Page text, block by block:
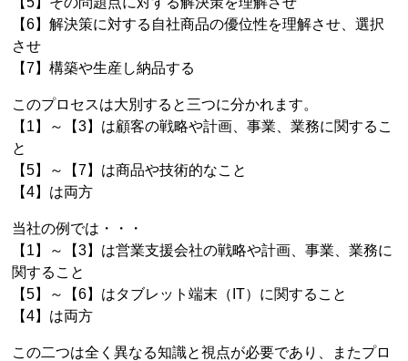
【6】解決策に対する自社商品の優位性を理解させ、選択
させ
【7】構築や生産し納品する
このプロセスは大別すると三つに分かれます。
【1】～【3】は顧客の戦略や計画、事業、業務に関するこ
と
【5】～【7】は商品や技術的なこと
【4】は両方
当社の例では・・・
【1】～【3】は営業支援会社の戦略や計画、事業、業務に
関すること
【5】～【6】はタブレット端末（IT）に関すること
【4】は両方
この二つは全く異なる知識と視点が必要であり、またプロ